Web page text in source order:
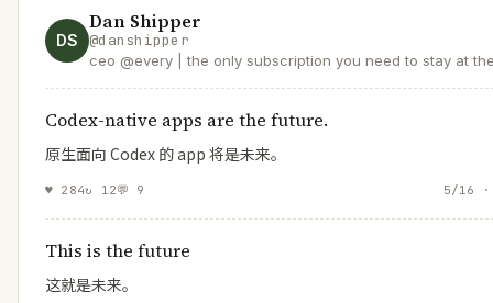
DS
Dan Shipper
@danshipper
ceo @every | the only subscription you need to stay at
Codex-native apps are the future.
原生面向 Codex 的 app 将是未来。
♥ 284↻ 12💬 9 5/16
This is the future
这就是未来。